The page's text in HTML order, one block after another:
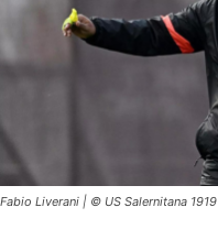
Fabio Liverani | © US Salernitana 1919